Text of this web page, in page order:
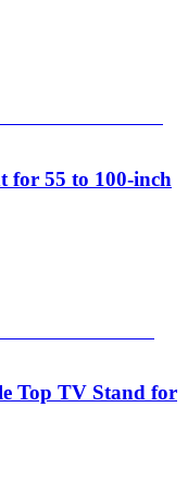
for 55 to 100-inch
Top TV Stand for